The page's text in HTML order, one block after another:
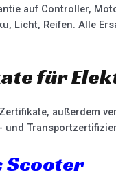
auf Controller,
Licht, Reifen. Alle
für
Zertifikate, außerdem
und
Scooter